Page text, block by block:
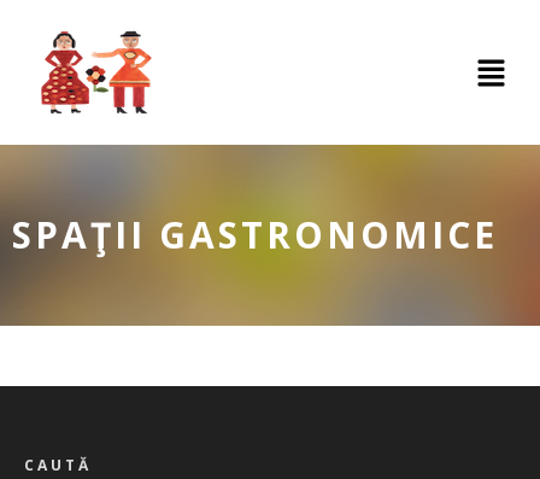
SPAŢII GASTRONOMICE
CAUTĂ